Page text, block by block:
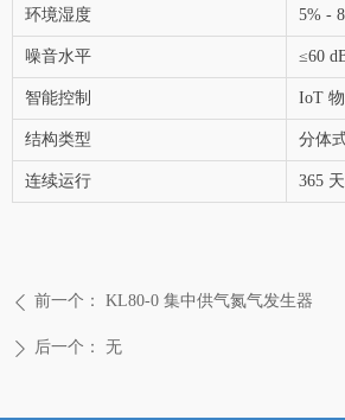
ꄴ 前一个： KL80-0 集中供气氮气发生器
ꄲ 后一个： 无
环境湿度 5% -
噪音水平 ≤60
智能控制 IoT
结构类型 分体
连续运行 365